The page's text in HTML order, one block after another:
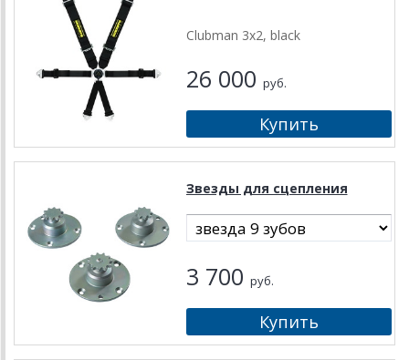
Clubman 3x2, black
26 000 руб.
Звезды для сцепления
3 700 руб.